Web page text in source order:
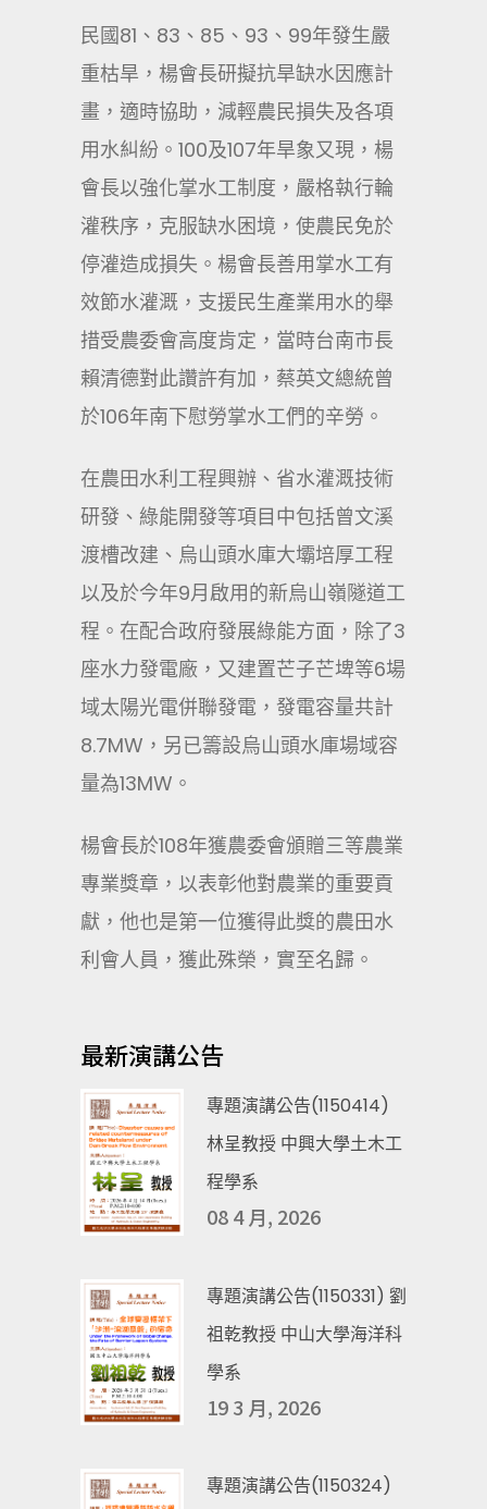
民國81、83、85、93、99年發生嚴
重枯旱，楊會長研擬抗旱缺水因應計
畫，適時協助，減輕農民損失及各項
用水糾紛。100及107年旱象又現，楊
會長以強化掌水工制度，嚴格執行輪
灌秩序，克服缺水困境，使農民免於
停灌造成損失。楊會長善用掌水工有
效節水灌溉，支援民生產業用水的舉
措受農委會高度肯定，當時台南市長
賴清德對此讚許有加，蔡英文總統曾
於106年南下慰勞掌水工們的辛勞。
在農田水利工程興辦、省水灌溉技術
研發、綠能開發等項目中包括曾文溪
渡槽改建、烏山頭水庫大壩培厚工程
以及於今年9月啟用的新烏山嶺隧道工
程。在配合政府發展綠能方面，除了3
座水力發電廠，又建置芒子芒埤等6場
域太陽光電併聯發電，發電容量共計
8.7MW，另已籌設烏山頭水庫場域容
量為13MW。
楊會長於108年獲農委會頒贈三等農業
專業獎章，以表彰他對農業的重要貢
獻，他也是第一位獲得此獎的農田水
利會人員，獲此殊榮，實至名歸。
最新演講公告
專題演講公告(1150414)
林呈教授 中興大學土木工
程學系
08 4 月, 2026
專題演講公告(1150331) 劉
祖乾教授 中山大學海洋科
學系
19 3 月, 2026
專題演講公告(1150324)